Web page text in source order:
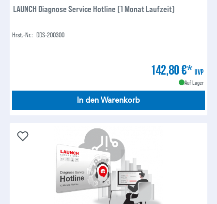
LAUNCH Diagnose Service Hotline (1 Monat Laufzeit)
Hrst.-Nr.: DDS-200300
142,80 €* UVP
Auf Lager
In den Warenkorb